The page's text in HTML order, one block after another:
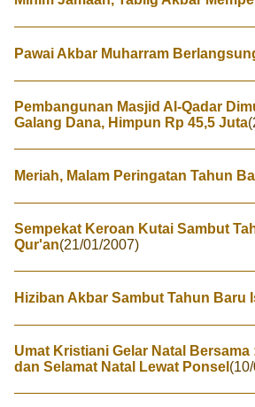
Pawai Akbar Muharram
Pembangunan Masjid Al-Qadar
Galang Dana, Himpun Rp 45,5 Juta
Meriah, Malam Peringatan Tahun
Sempekat Keroan Kutai Sambut
Qur'an(21/01/2007)
Hiziban Akbar Sambut Tahun Baru
Umat Kristiani Gelar Natal
dan Selamat Natal Lewat Ponsel